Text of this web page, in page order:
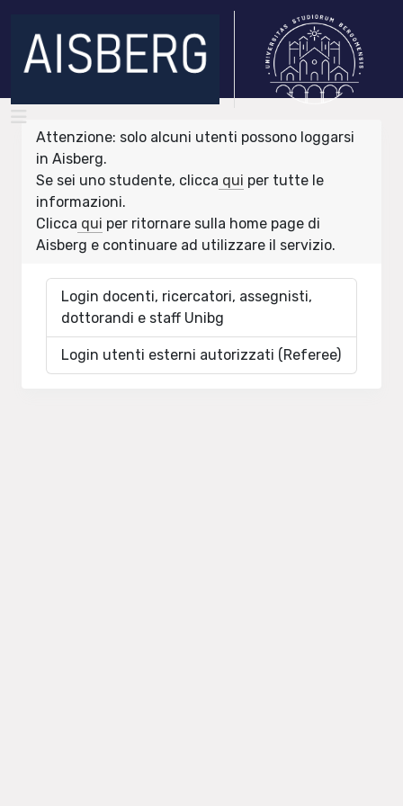
Attenzione: solo alcuni utenti possono loggarsi
in Aisberg.
Se sei uno studente, clicca qui per tutte le
informazioni.
Clicca qui per ritornare sulla home page di
Aisberg e continuare ad utilizzare il servizio.
Login docenti, ricercatori, assegnisti,
dottorandi e staff Unibg
Login utenti esterni autorizzati (Referee)